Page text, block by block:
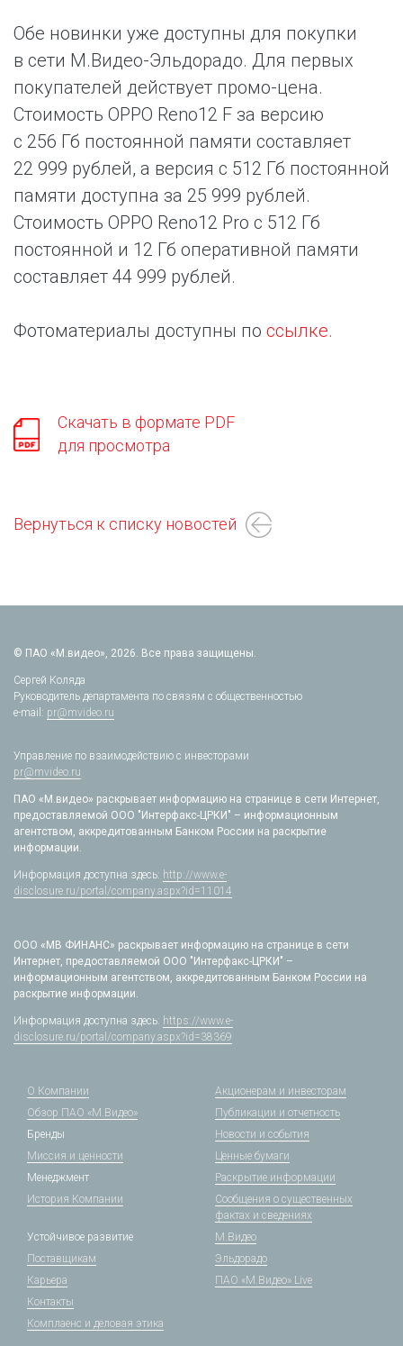
Обе новинки уже доступны для покупки
в сети М.Видео-Эльдорадо. Для первых
покупателей действует промо-цена.
Стоимость OPPO Reno12 F за версию
с 256 Гб постоянной памяти составляет
22 999 рублей, а версия с 512 Гб постоянной
памяти доступна за 25 999 рублей.
Стоимость OPPO Reno12 Pro с 512 Гб
постоянной и 12 Гб оперативной памяти
составляет 44 999 рублей.
Фотоматериалы доступны по ссылке.
Скачать в формате PDF
для просмотра
Вернуться к списку новостей
© ПАО «М.видео», 2026. Все права защищены.
Сергей Коляда
Руководитель департамента по связям с общественностью
e-mail: pr@mvideo.ru
Управление по взаимодействию с инвесторами
pr@mvideo.ru
ПАО «М.видео» раскрывает информацию на странице в сети Интернет,
предоставляемой ООО "Интерфакс-ЦРКИ" – информационным
агентством, аккредитованным Банком России на раскрытие
информации.
Информация доступна здесь: http://www.e-
disclosure.ru/portal/company.aspx?id=11014
ООО «МВ ФИНАНС» раскрывает информацию на странице в сети
Интернет, предоставляемой ООО "Интерфакс-ЦРКИ" –
информационным агентством, аккредитованным Банком России на
раскрытие информации.
Информация доступна здесь: https://www.e-
disclosure.ru/portal/company.aspx?id=38369
О Компании
Обзор ПАО «М.Видео»
Бренды
Миссия и ценности
Менеджмент
История Компании
Акционерам и инвесторам
Публикации и отчетность
Новости и события
Ценные бумаги
Раскрытие информации
Сообщения о существенных
фактах и сведениях
Устойчивое развитие
Поставщикам
Карьера
Контакты
Комплаенс и деловая этика
М.Видео
Эльдорадо
ПАО «М.Видео» Live